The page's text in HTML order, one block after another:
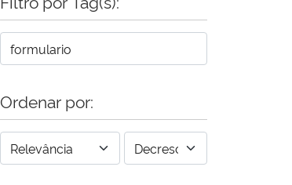
Ordenar por: